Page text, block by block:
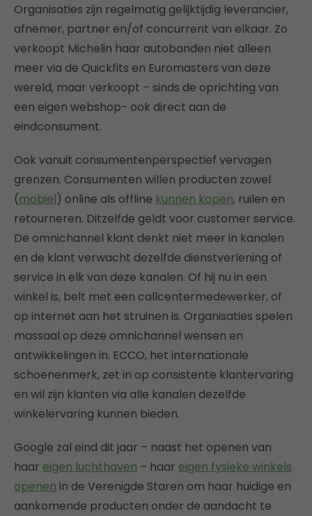
Organisaties zijn regelmatig gelijktijdig leverancier,
afnemer, partner en/of concurrent van elkaar. Zo
verkoopt Michelin haar autobanden niet alleen
meer via de Quickfits en Euromasters van deze
wereld, maar verkoopt – sinds de oprichting van
een eigen webshop- ook direct aan de
eindconsument.
Ook vanuit consumentenperspectief vervagen
grenzen. Consumenten willen producten zowel
(mobiel) online als offline kunnen kopen, ruilen en
retourneren. Ditzelfde geldt voor customer service.
De omnichannel klant denkt niet meer in kanalen
en de klant verwacht dezelfde dienstverlening of
service in elk van deze kanalen. Of hij nu in een
winkel is, belt met een callcentermedewerker, of
op internet aan het struinen is. Organisaties spelen
massaal op deze omnichannel wensen en
ontwikkelingen in. ECCO, het internationale
schoenenmerk, zet in op consistente klantervaring
en wil zijn klanten via alle kanalen dezelfde
winkelervaring kunnen bieden.
Google zal eind dit jaar – naast het openen van
haar eigen luchthaven – haar eigen fysieke winkels
openen in de Verenigde Staren om haar huidige en
aankomende producten onder de aandacht te